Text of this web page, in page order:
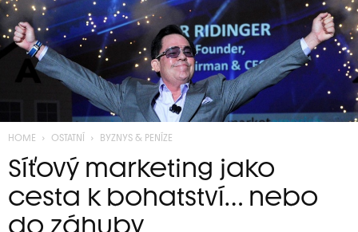
HOME OSTATNÍ BYZNYS & PENÍZE
Síťový marketing jako
cesta k bohatství… nebo
do záhuby